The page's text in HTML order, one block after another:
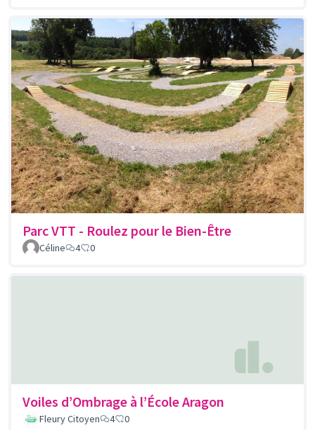
Parc VTT - Roulez pour le Bien-Être
Céline 4 0
Voiles d’Ombrage à l’École Aragon
Fleury Citoyen 4 0